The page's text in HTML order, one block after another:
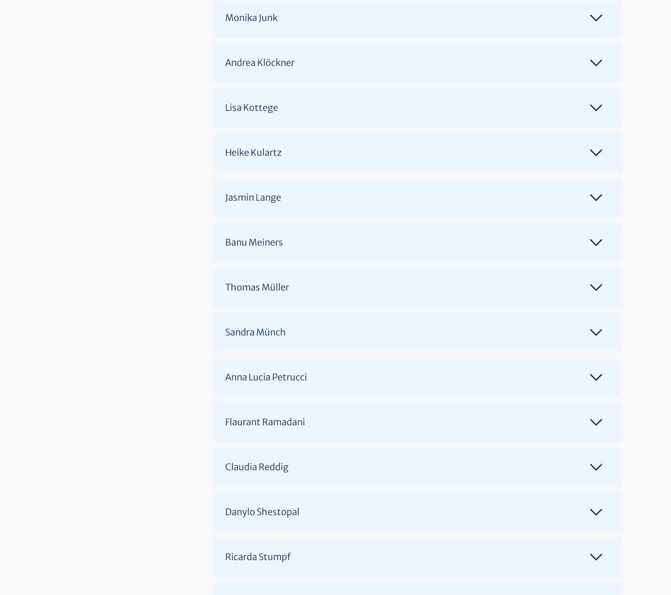
Monika Junk
Andrea Klöckner
Lisa Kottege
Heike Kulartz
Jasmin Lange
Banu Meiners
Thomas Müller
Sandra Münch
Anna Lucia Petrucci
Flaurant Ramadani
Claudia Reddig
Danylo Shestopal
Ricarda Stumpf